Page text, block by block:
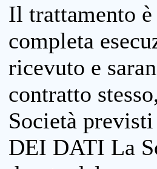
Il trattamento
completa
ricevuto e
contratto
Società
DEI DATI La